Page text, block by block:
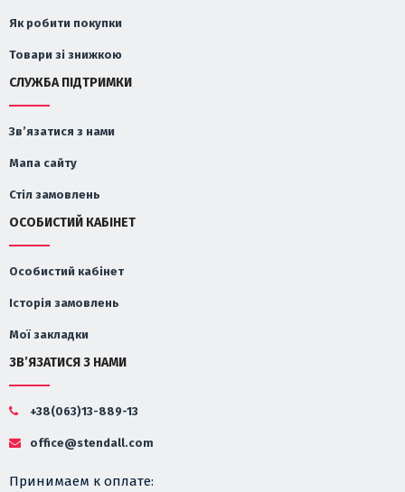
Як робити покупки
Товари зі знижкою
СЛУЖБА ПІДТРИМКИ
Зв’язатися з нами
Мапа сайту
Стіл замовлень
ОСОБИСТИЙ КАБІНЕТ
Особистий кабінет
Історія замовлень
Мої закладки
ЗВ’ЯЗАТИСЯ З НАМИ
+38(063)13-889-13
office@stendall.com
Принимаем к оплате: